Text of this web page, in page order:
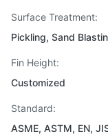
Surface Treatment:
Pickling, Sand
Fin Height:
Customized
Standard:
ASME, ASTM, EN,